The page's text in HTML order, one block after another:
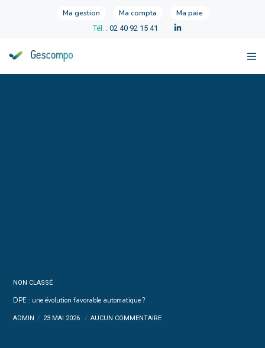
Ma gestion Ma compta Ma paie
Tél. : 02 40 92 15 41
NON CLASSÉ
DPE : une évolution favorable automatique ?
ADMIN 23 MAI 2026 AUCUN COMMENTAIRE